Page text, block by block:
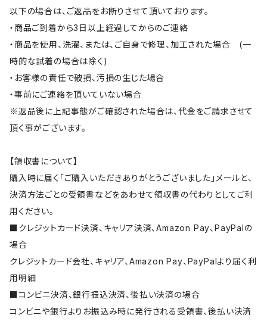
以下の場合は、ご返品をお断りさせて頂いております。
・商品ご到着から3日以上経過してからのご連絡
・商品を使用、洗濯、または、ご自身で修理、加工された場合 (一
時的な試着の場合は除く)
・お客様の責任で破損、汚損の生じた場合
・事前にご連絡を頂いていない場合
※返品後に上記事態がご確認された場合は、代金をご請求させて
頂く事がございます。
【領収書について】
購入時に届く「ご購入いただきありがとうございました」メールと、
決済方法ごとの受領書などをあわせて領収書の代わりとしてご利
用ください。
■クレジットカード決済、キャリア決済、Amazon Pay、PayPalの
場合
クレジットカード会社、キャリア、Amazon Pay、PayPalより届く利
用明細
■コンビニ決済、銀行振込決済、後払い決済の場合
コンビニや銀行よりお振込み時に発行される受領書、後払い決済